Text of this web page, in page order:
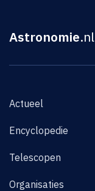
Astronomie.nl
Actueel
Encyclopedie
Telescopen
Organisaties